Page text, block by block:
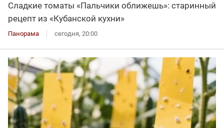
Сладкие томаты «Пальчики оближешь»: старинный
рецепт из «Кубанской кухни»
Панорама сегодня, 20:00